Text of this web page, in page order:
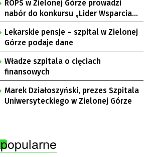
ROPS w Zielonej Górze prowadzi
nabór do konkursu „Lider Wsparcia
Seniora”
Lekarskie pensje – szpital w Zielonej
Górze podaje dane
Władze szpitala o cięciach
finansowych
Marek Działoszyński, prezes Szpitala
Uniwersyteckiego w Zielonej Górze
popularne